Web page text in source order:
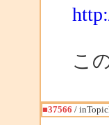
こ
■37566 /